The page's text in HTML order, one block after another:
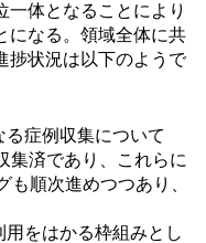
一体となることにより
になる。領域全体に共
捗状況は以下のようで
症例収集について
集済であり、これらに
順次進めつつあり、
をはかる枠組みとし